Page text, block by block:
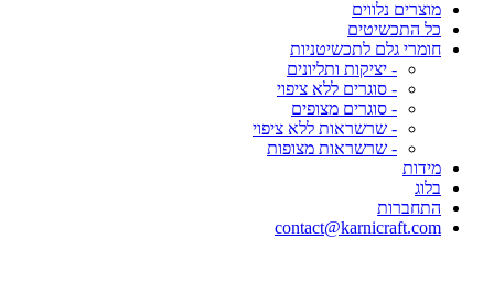
מוצרים נלווים
כל התכשיטים
חומרי גלם לתכשיטניות
- יציקות ותליונים
- סוגרים ללא ציפוי
- סוגרים מצופים
- שרשראות ללא ציפוי
- שרשראות מצופות
מידות
בלוג
התחברות
contact@karnicraft.com